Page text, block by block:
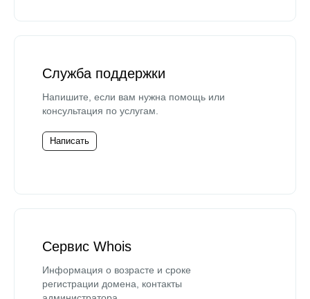
Служба поддержки
Напишите, если вам нужна помощь или
консультация по услугам.
Написать
Сервис Whois
Информация о возрасте и сроке
регистрации домена, контакты